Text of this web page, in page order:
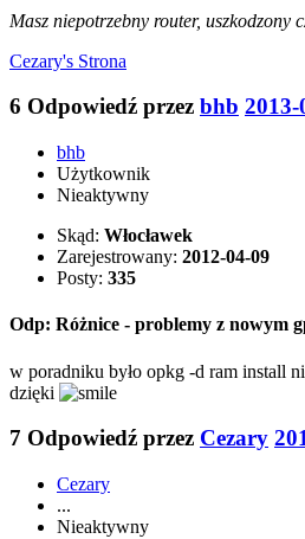
Masz niepotrzebny router, uszkodzony
Cezary's Strona
6 Odpowiedź przez bhb 2013-
bhb
Użytkownik
Nieaktywny
Skąd: Włocławek
Zarejestrowany: 2012-04-09
Posty: 335
Odp: Różnice - problemy z nowym
w poradniku było opkg -d ram install
dzięki
7 Odpowiedź przez Cezary
Cezary
...
Nieaktywny